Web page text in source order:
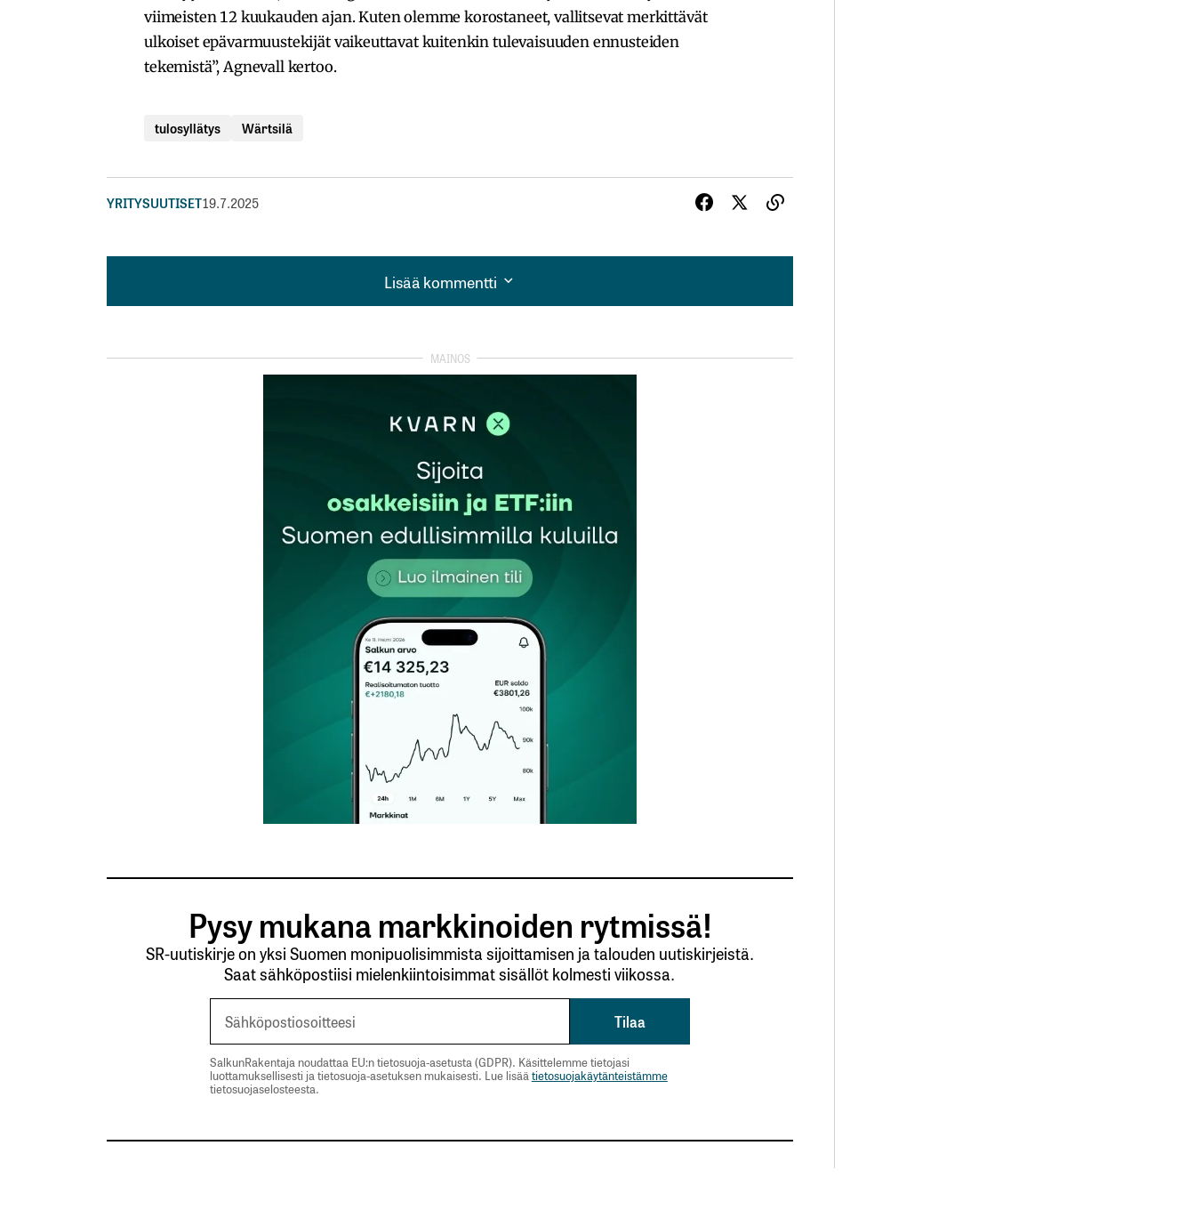
viimeisten 12 kuukauden ajan. Kuten olemme korostaneet, vallitsevat merkittävät
ulkoiset epävarmuustekijät vaikeuttavat kuitenkin tulevaisuuden ennusteiden
tekemistä”, Agnevall kertoo.
tulosyllätys Wärtsilä
YRITYSUUTISET19.7.2025
Lisää kommentti
Lisää kommentti
Pakolliset kentät on merkitty
Sähköpostiosoitteesi
Pysy mukana markkinoiden rytmissä!
SR-uutiskirje on yksi Suomen monipuolisimmista sijoittamisen ja talouden uutiskirjeistä.
Saat sähköpostiisi mielenkiintoisimmat sisällöt kolmesti viikossa.
SalkunRakentaja noudattaa EU:n tietosuoja-asetusta (GDPR). Käsittelemme tietojasi
luottamuksellisesti ja tietosuoja-asetuksen mukaisesti. Lue lisäätietosuojakäytänteistämme
tietosuojaselosteesta.